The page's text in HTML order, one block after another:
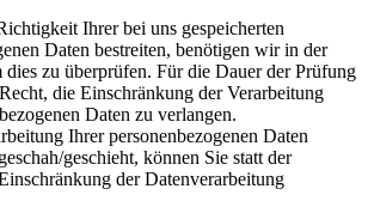
Ihrer bei uns gespeicherten
Daten bestreiten, benötigen wir in der
dies zu überprüfen. Für die Dauer der Prüfung
die Einschränkung der Verarbeitung
Daten zu verlangen.
Ihrer personenbezogenen Daten
geschieht, können Sie statt der
der Datenverarbeitung